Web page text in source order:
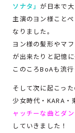
ソナタ」 が日本で大
主演のヨン様こと
なりました。
ヨン様の髪形やマ
が出来たりと記憶
このころBoAも流行
そして次に起こった
少女時代・KARA・
ャッチーな曲とダ
していきました！